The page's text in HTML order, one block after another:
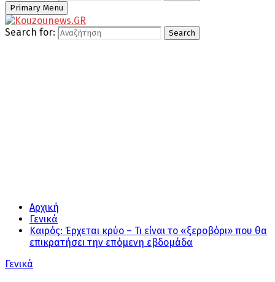
Primary Menu
Search for: Search
Αρχική
Γενικά
Καιρός: Έρχεται κρύο – Τι είναι το «ξεροβόρι» που θα
επικρατήσει την επόμενη εβδομάδα
Γενικά